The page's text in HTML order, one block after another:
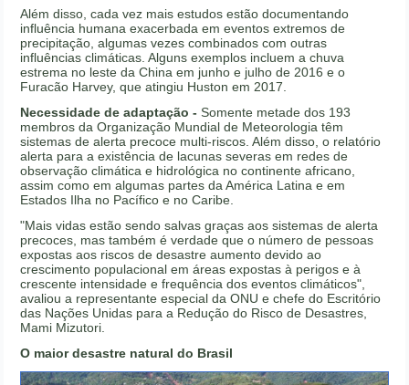
Além disso, cada vez mais estudos estão documentando
influência humana exacerbada em eventos extremos de
precipitação, algumas vezes combinados com outras
influências climáticas. Alguns exemplos incluem a chuva
estrema no leste da China em junho e julho de 2016 e o
Furacão Harvey, que atingiu Huston em 2017.
Necessidade de adaptação -Somente metade dos 193
membros da Organização Mundial de Meteorologia têm
sistemas de alerta precoce multi-riscos. Além disso, o relatório
alerta para a existência de lacunas severas em redes de
observação climática e hidrológica no continente africano,
assim como em algumas partes da América Latina e em
Estados Ilha no Pacífico e no Caribe.
"Mais vidas estão sendo salvas graças aos sistemas de alerta
precoces, mas também é verdade que o número de pessoas
expostas aos riscos de desastre aumento devido ao
crescimento populacional em áreas expostas à perigos e à
crescente intensidade e frequência dos eventos climáticos",
avaliou a representante especial da ONU e chefe do Escritório
das Nações Unidas para a Redução do Risco de Desastres,
Mami Mizutori.
O maior desastre natural do Brasil